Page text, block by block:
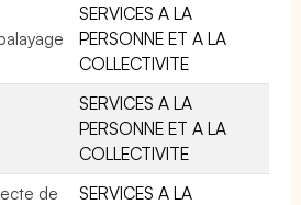
SERVICES A LA
PERSONNE ET A LA
COLLECTIVITE
SERVICES A LA
PERSONNE ET A LA
COLLECTIVITE
de
SERVICES A LA